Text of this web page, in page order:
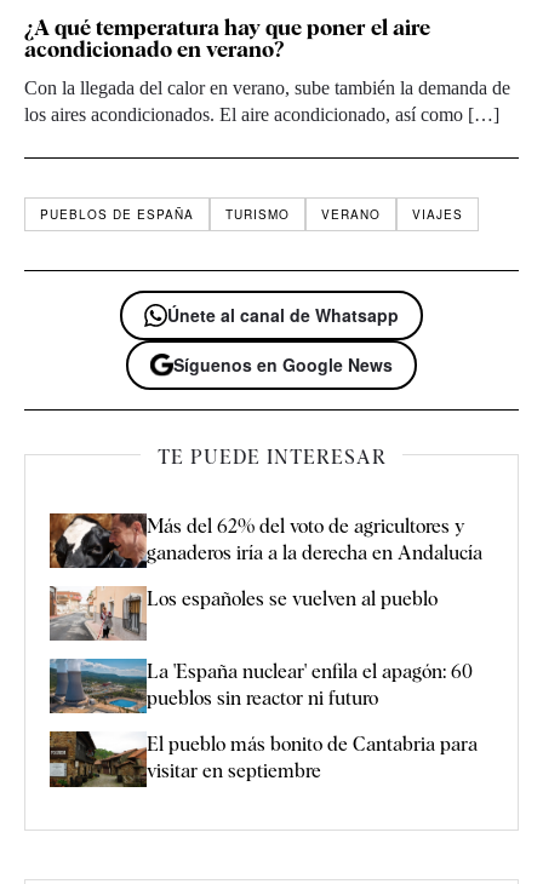
¿A qué temperatura hay que poner el aire
acondicionado en verano?
Con la llegada del calor en verano, sube también la demanda de
los aires acondicionados. El aire acondicionado, así como […]
PUEBLOS DE ESPAÑA TURISMO VERANO VIAJES
Únete al canal de Whatsapp
Síguenos en Google News
TE PUEDE INTERESAR
Más del 62% del voto de agricultores y
ganaderos iría a la derecha en Andalucía
Los españoles se vuelven al pueblo
La 'España nuclear' enfila el apagón: 60
pueblos sin reactor ni futuro
El pueblo más bonito de Cantabria para
visitar en septiembre